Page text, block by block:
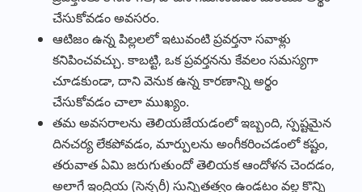
చేసుకోవడం అవసరం.
ఆటిజం ఉన్న పిల్లలలో ఇటువంటి ప్రవర్తనా సవాళ్లు
కనిపించవచ్చు. కాబట్టి, ఒక ప్రవర్తనను కేవలం సమస్యగా
చూడకుండా, దాని వెనుక ఉన్న కారణాన్ని అర్థం
చేసుకోవడం చాలా ముఖ్యం.
తమ అవసరాలను తెలియజేయడంలో ఇబ్బంది, స్పష్టమైన
దినచర్య లేకపోవడం, మార్పులను అంగీకరించడంలో కష్టం,
తరువాత ఏమి జరుగుతుందో తెలియక ఆందోళన చెందడం,
అలాగే ఇంద్రియ (సెన్సరీ) సున్నితత్వం ఉండటం వల్ల కొన్ని